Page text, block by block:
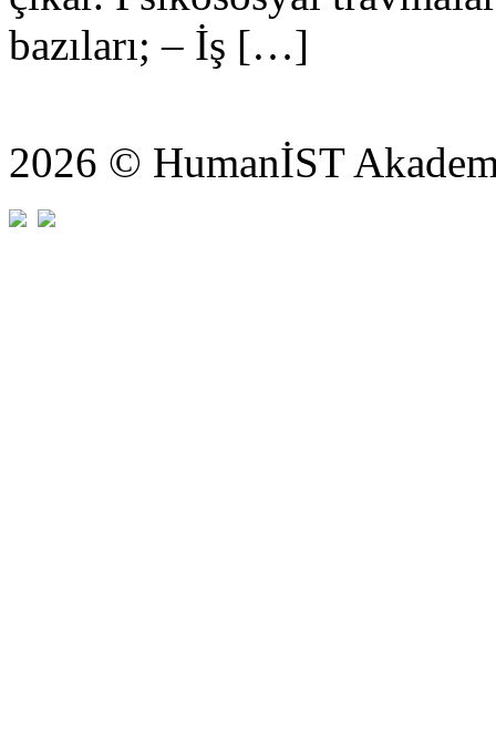
bazıları; – İş […]
2026 © HumanİST